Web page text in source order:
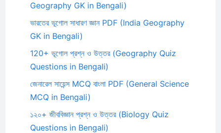
Geography GK in Bengali)
ভারতের ভূগোল সাধারণ জ্ঞান PDF (India Geography
GK in Bengali)
120+ ভূগোল প্রশ্ন ও উত্তর (Geography Quiz
Questions in Bengali)
জেনারেল সায়েন্স MCQ বাংলা PDF (General Science
MCQ in Bengali)
১২০+ জীববিজ্ঞান প্রশ্ন ও উত্তর (Biology Quiz
Questions in Bengali)